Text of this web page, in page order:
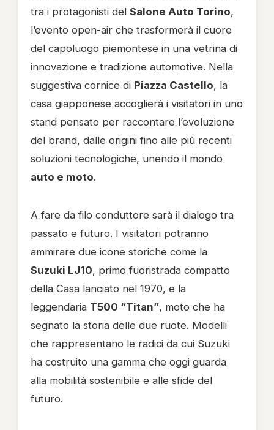
tra i protagonisti del Salone Auto Torino,
l’evento open-air che trasformerà il cuore
del capoluogo piemontese in una vetrina di
innovazione e tradizione automotive. Nella
suggestiva cornice di Piazza Castello, la
casa giapponese accoglierà i visitatori in uno
stand pensato per raccontare l’evoluzione
del brand, dalle origini fino alle più recenti
soluzioni tecnologiche, unendo il mondo
auto e moto.
A fare da filo conduttore sarà il dialogo tra
passato e futuro. I visitatori potranno
ammirare due icone storiche come la
Suzuki LJ10, primo fuoristrada compatto
della Casa lanciato nel 1970, e la
leggendaria T500 “Titan”, moto che ha
segnato la storia delle due ruote. Modelli
che rappresentano le radici da cui Suzuki
ha costruito una gamma che oggi guarda
alla mobilità sostenibile e alle sfide del
futuro.